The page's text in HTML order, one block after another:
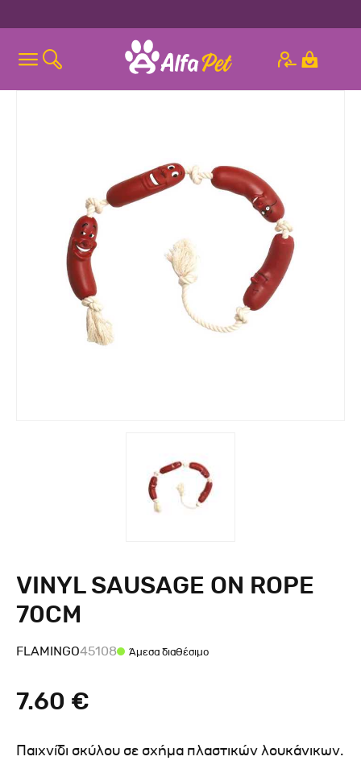
VINYL SAUSAGE ON ROPE
70CM
FLAMINGO45108 Άμεσα διαθέσιμο
7.60 €
Παιχνίδι σκύλου σε σχήμα πλαστικών λουκάνικων.